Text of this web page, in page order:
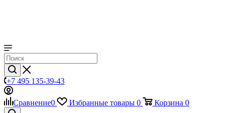
+7 495 135-39-43
Сравнение0 Избранные товары 0 Корзина 0